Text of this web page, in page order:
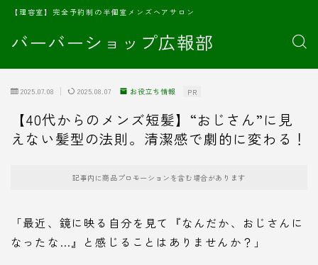
バーバーショップ広報部
【理容室】完全予約制の半個室メンズヘアサロン
2025.07.08 2025.08.07 お役立ち情報 PR
【40代からのメンズ短髪】“おじさん”に見
えない髪型の法則。清潔感で劇的に変わる！
記事内に商品プロモーションを含む場合があります
「最近、鏡に映る自分を見て『なんだか、おじさんに
なったな…』と感じることはありませんか？」